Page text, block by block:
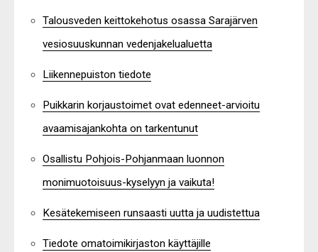
Talousveden keittokehotus osassa Sarajärven
vesiosuuskunnan vedenjakelualuetta
Liikennepuiston tiedote
Puikkarin korjaustoimet ovat edenneet-arvioitu
avaamisajankohta on tarkentunut
Osallistu Pohjois-Pohjanmaan luonnon
monimuotoisuus-kyselyyn ja vaikuta!
Kesätekemiseen runsaasti uutta ja uudistettua
Tiedote omatoimikirjaston käyttäjille